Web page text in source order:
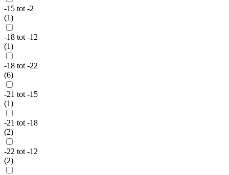
-15 tot -2
(1)
-18 tot -12
(1)
-18 tot -22
(6)
-21 tot -15
(1)
-21 tot -18
(2)
-22 tot -12
(2)